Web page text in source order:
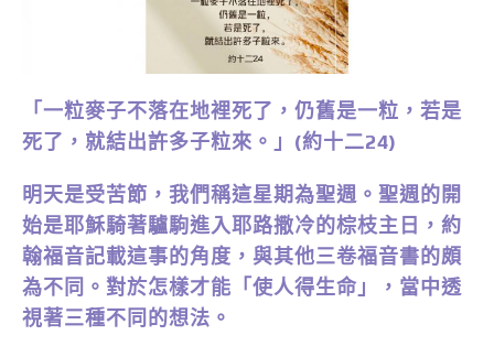
「一粒麥子不落在地裡死了，仍舊是一粒，若是
死了，就結出許多子粒來。」(約十二24)
明天是受苦節，我們稱這星期為聖週。聖週的開
始是耶穌騎著驢駒進入耶路撒冷的棕枝主日，約
翰福音記載這事的角度，與其他三卷福音書的頗
為不同。對於怎樣才能「使人得生命」，當中透
視著三種不同的想法。